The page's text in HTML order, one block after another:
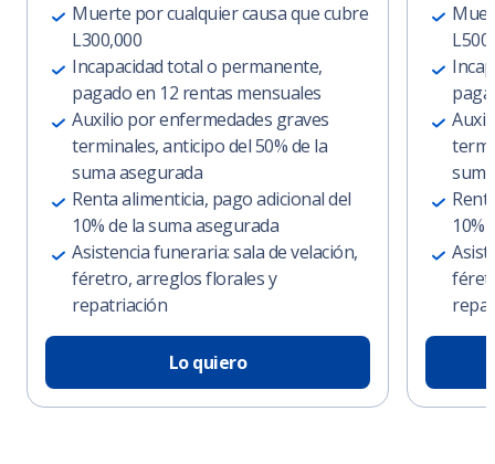
Muerte por cualquier causa que cubre
L300,000
Incapacidad total o permanente,
pagado en 12 rentas mensuales
Auxilio por enfermedades graves
terminales, anticipo del 50% de la
suma asegurada
Renta alimenticia, pago adicional del
10% de la suma asegurada
Asistencia funeraria: sala de velación,
féretro, arreglos florales y
repatriación
Lo quiero
10%